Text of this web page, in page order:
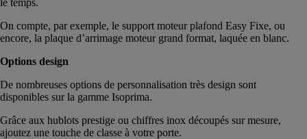
On compte, par exemple, le support moteur plafond Easy Fixe, ou
encore, la plaque d’arrimage moteur grand format, laquée en blanc.
Options design
De nombreuses options de personnalisation très design sont
disponibles sur la gamme Isoprima.
Grâce aux hublots prestige ou chiffres inox découpés sur mesure,
ajoutez une touche de classe à votre porte.